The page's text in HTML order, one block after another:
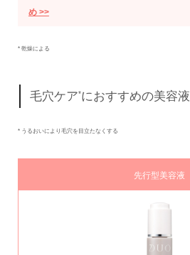
め >>
* 乾燥による
毛穴ケア*におすすめの美容液
* うるおいにより毛穴を目立たなくする
先行型美容液